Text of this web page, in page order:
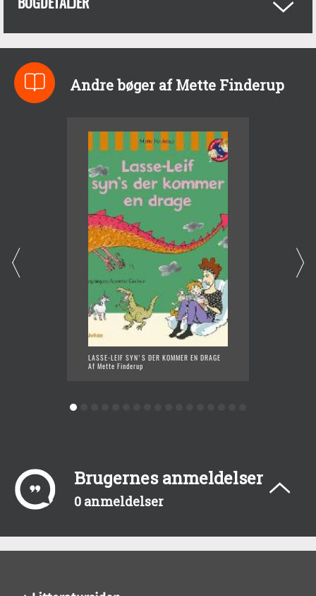
Andre bøger af Mette Finderup
LASSE-LEIF SYN'S DER KOMMER EN DRAGE
Af Mette Finderup
Brugernes anmeldelser
0 anmeldelser